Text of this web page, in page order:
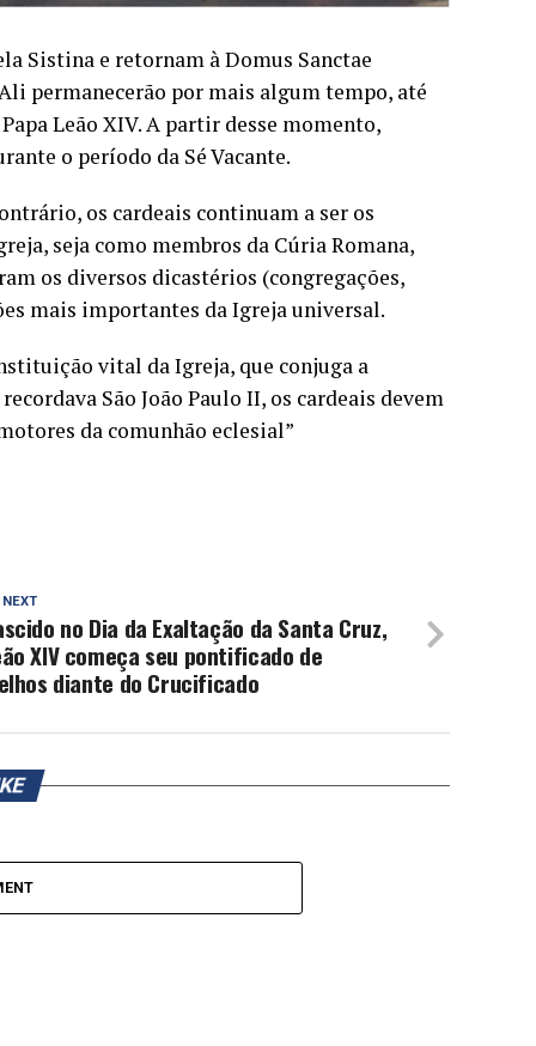
Sistina e retornam à Domus Sanctae
permanecerão por mais algum tempo, até
Leão XIV. A partir desse momento,
o período da Sé Vacante.
os cardeais continuam a ser os
seja como membros da Cúria Romana,
os diversos dicastérios (congregações,
mais importantes da Igreja universal.
vital da Igreja, que conjuga a
São João Paulo II, os cardeais devem
da comunhão eclesial”
NEXT
no Dia da Exaltação da Santa Cruz,
XIV começa seu pontificado de
diante do Crucificado